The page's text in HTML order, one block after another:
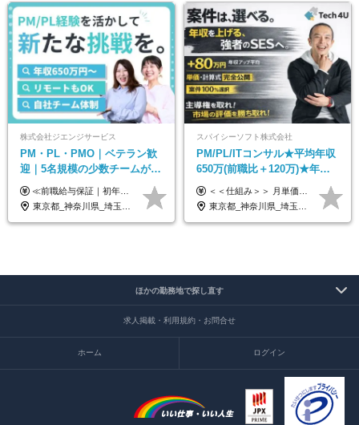
株式会社ジエンジサービス
PM・PL・PMO｜ベテラン歓
迎｜5名規模の少数チームが中
心｜フルリモートOK｜直請け
7割｜年収600万円〜
≪前職給与保証｜初年度想定年収600万円～≫ 月給45万円以上＋決算賞与＋交通費 ※スキル・経験を考慮の上、優遇します ※上記月給には固定残業代月20時間分(5万1000円以上)を含みます。超過した場合は、その分追加支給します ※試用期間3～6ヵ月は固定残業代なし(雇用形態やその他待遇・福利厚生は同じです) =========== ▼実力と成長にこだわった評価制度▼ 年2回の評価で昇給・昇格が決まります。 評価は、就業先のお客様からの評価をベースに、目標達成状況やプロジェクトでの役割・貢献度などを総合的に判断して決定します。 日々の働きぶりを実際に見ているお客様の声を反映することで、より公平で納得感のある評価を実現しています。 また、評価後は面談を通じてフィードバックを行い、今後の成長やキャリアについて一緒に考えていきます。 ▼成長につながる目標設定▼ 半期ごとに、具体的な行動ベースの目標を設定し、その達成度や取り組みのプロセスを評価に反映します。 目標は、お客様からのフィードバックや現場での課題をもとに設定するため、「今何を伸ばすべきか」が明確になります。 また、上司との面談を通じて振り返りと次の目標設定を行い、継続的なスキルアップと市場価値の向上を支援しています。
東京都_神奈川県_埼玉県_千葉県_大阪府_愛知県_北海道_青森県_岩手県_宮城県_秋田県_山形県_福島県_茨城県_栃木県_群馬県_新潟県_山梨県_長野県_富山県_石川県_福井県_静岡県_岐阜県_三重県_兵庫県_京都府_滋賀県_奈良県_和歌山県_広島県_岡山県_鳥取県_島根県_山口県_徳島県_香川県_愛媛県_高知県_福岡県_熊本県_佐賀県_長崎県_大分県_宮崎県_鹿児島県_沖縄県
スパイシーソフト株式会社
PM/PL/ITコンサル★平均年収
650万(前職比＋120万)★年間
休日132日★残業月平均7.4h★
リモあり
＜＜仕組み＞＞ 月単価に応じて会社HPで公開しているテーブルにもとづき毎月決定されます！ https://www.tech4u.dev/payroll ＜＜実績＞＞ PM/PL・ITコンサル職の平均年収実績：650万円 前職比平均：＋120万円 ＜＜PM/PL・ITコンサル案件＞＞ ・PMO／進捗・課題管理：600〜800万円 ・要件定義／業務改善支援：650〜850万円 ・開発PM／PL：750〜1000万円 ・インフラPM／PL：750〜1000万円 ・ITコンサル／導入支援：800〜1000万円 ＜＜リーダークラス＞＞ 還元率：85〜90％ ・月単価100万円 → 年収約960万円 ・月単価120万円 → 年収約1150万円 ・月単価140万円 → 年収約1300万円 ※単価・還元率はすべて公開 ※待機時も給与保証 ※還元率は他社にあわせ社保の会社負担分も含めています 月給25万円～67万円＋賞与年2回 ※上記には、30時間分（4万5千円～12万1千円）の固定残業代が含まれています。超過分は別途支給します。 ※試用期間中も給与、福利厚生に差異なし 【固定残業代について】 固定残業30時間分（45,000円～121,000円）を含む ※超過分は別途全額支給
東京都_神奈川県_埼玉県_千葉県_大阪府_愛知県_兵庫県_京都府_福岡県
ほかの勤務地で探し直す
求人掲載・利用規約・お問合せ
ホーム ログイン